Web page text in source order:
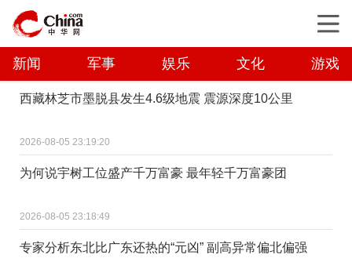
新闻 军事 娱乐 文化 游戏
西藏林芝市墨脱县发生4.6级地震 震源深度10公里
2026-08-05 23:19:20
为何说宇树工位盛产千万富豪 最年轻千万富豪团
2026-08-05 23:18:49
专家分析东北比广东还热的“元凶” 副高异常偏北偏强